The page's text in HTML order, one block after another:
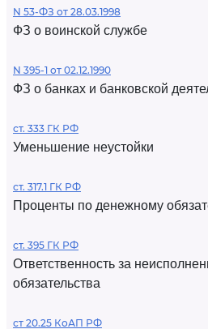
N 53-ФЗ от 28.03.1998
ФЗ о воинской службе
N 395-1 от 02.12.1990
ФЗ о банках и банковской
ст. 333 ГК РФ
Уменьшение неустойки
ст. 317.1 ГК РФ
Проценты по денежному
ст. 395 ГК РФ
Ответственность за
обязательства
ст 20.25 КоАП РФ